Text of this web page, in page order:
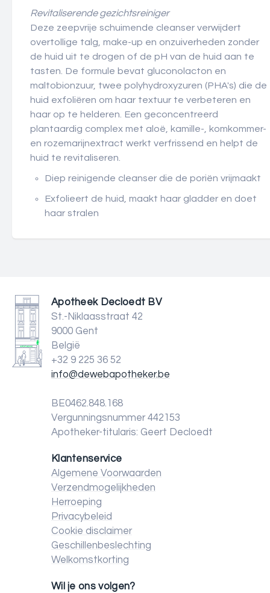
Revitaliserende gezichtsreiniger
Deze zeepvrije schuimende cleanser verwijdert
overtollige talg, make-up en onzuiverheden zonder
de huid uit te drogen of de pH van de huid aan te
tasten. De formule bevat gluconolacton en
maltobionzuur, twee polyhydroxyzuren (PHA's) die de
huid exfoliëren om haar textuur te verbeteren en
haar op te helderen. Een geconcentreerd
plantaardig complex met aloë, kamille-, komkommer-
en rozemarijnextract werkt verfrissend en helpt de
huid te revitaliseren.
Diep reinigende cleanser die de poriën vrijmaakt
Exfolieert de huid, maakt haar gladder en doet
haar stralen
Apotheek Decloedt BV
St.-Niklaasstraat 42
9000 Gent
België
+32 9 225 36 52
info@dewebapotheker.be
BE0462.848.168
Vergunningsnummer 442153
Apotheker-titularis: Geert Decloedt
Klantenservice
Algemene Voorwaarden
Verzendmogelijkheden
Herroeping
Privacybeleid
Cookie disclaimer
Geschillenbeslechting
Welkomstkorting
Wil je ons volgen?